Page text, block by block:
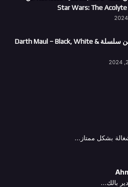
الاعلان عن سلسلة Darth Maul – Black, White &
بشكل ممتاز...
بالك...